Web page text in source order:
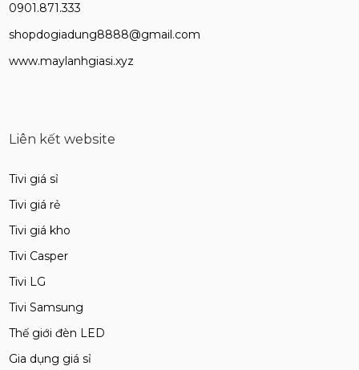
0901.871.333
shopdogiadung8888@gmail.com
www.maylanhgiasi.xyz
Liên kết website
Tivi giá sỉ
Tivi giá rẻ
Tivi giá kho
Tivi Casper
Tivi LG
Tivi Samsung
Thế giới đèn LED
Gia dụng giá sỉ